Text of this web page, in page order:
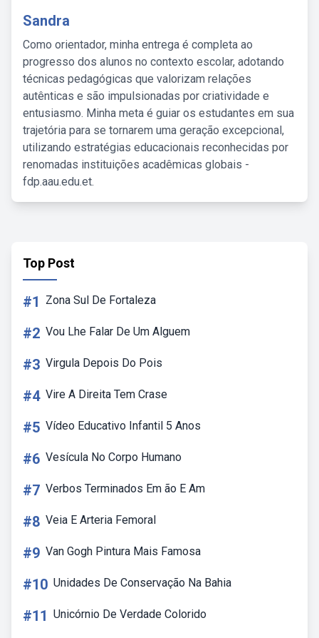
Sandra
Como orientador, minha entrega é completa ao
progresso dos alunos no contexto escolar, adotando
técnicas pedagógicas que valorizam relações
autênticas e são impulsionadas por criatividade e
entusiasmo. Minha meta é guiar os estudantes em sua
trajetória para se tornarem uma geração excepcional,
utilizando estratégias educacionais reconhecidas por
renomadas instituições acadêmicas globais -
fdp.aau.edu.et.
Top Post
#1 Zona Sul De Fortaleza
#2 Vou Lhe Falar De Um Alguem
#3 Virgula Depois Do Pois
#4 Vire A Direita Tem Crase
#5 Vídeo Educativo Infantil 5 Anos
#6 Vesícula No Corpo Humano
#7 Verbos Terminados Em ão E Am
#8 Veia E Arteria Femoral
#9 Van Gogh Pintura Mais Famosa
#10 Unidades De Conservação Na Bahia
#11 Unicórnio De Verdade Colorido